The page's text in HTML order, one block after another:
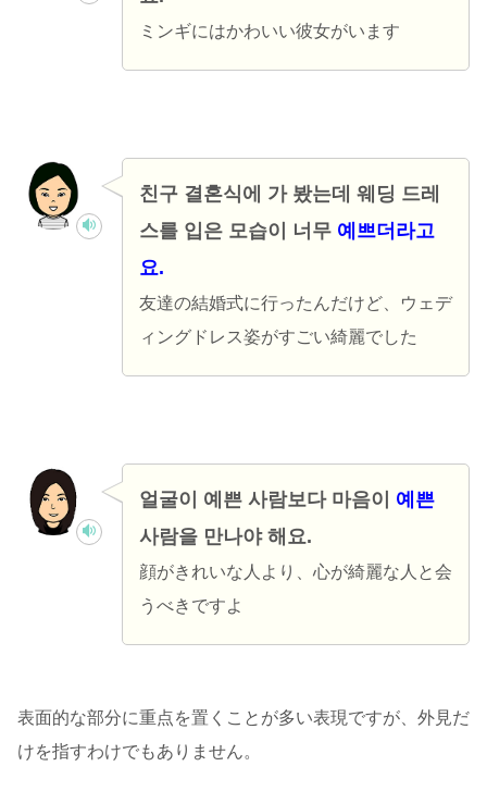
ミンギにはかわいい彼女がいます
친구 결혼식에 가 봤는데 웨딩 드레
스를 입은 모습이 너무 예쁘더라고
요.
友達の結婚式に行ったんだけど、ウェデ
ィングドレス姿がすごい綺麗でした
얼굴이 예쁜 사람보다 마음이 예쁜
사람을 만나야 해요.
顔がきれいな人より、心が綺麗な人と会
うべきですよ
表面的な部分に重点を置くことが多い表現ですが、外見だ
けを指すわけでもありません。